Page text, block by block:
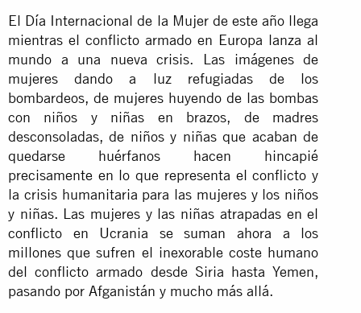
El Día Internacional de la Mujer de este año llega
mientras el conflicto armado en Europa lanza al
mundo a una nueva crisis. Las imágenes de
mujeres dando a luz refugiadas de los
bombardeos, de mujeres huyendo de las bombas
con niños y niñas en brazos, de madres
desconsoladas, de niños y niñas que acaban de
quedarse huérfanos hacen hincapié
precisamente en lo que representa el conflicto y
la crisis humanitaria para las mujeres y los niños
y niñas. Las mujeres y las niñas atrapadas en el
conflicto en Ucrania se suman ahora a los
millones que sufren el inexorable coste humano
del conflicto armado desde Siria hasta Yemen,
pasando por Afganistán y mucho más allá.